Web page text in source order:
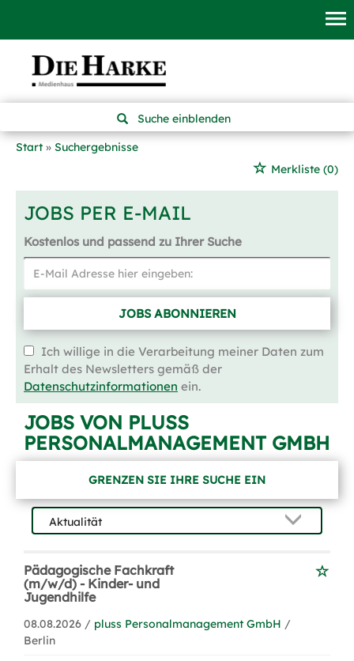
Suche einblenden
Start
Suchergebnisse
Merkliste (0)
JOBS PER E-MAIL
Kostenlos und passend zu Ihrer Suche
JOBS ABONNIEREN
Ich willige in die Verarbeitung meiner Daten zum
Erhalt des Newsletters gemäß der
Datenschutzinformationen ein.
JOBS VON PLUSS
PERSONALMANAGEMENT GMBH
GRENZEN SIE IHRE SUCHE EIN
Pädagogische Fachkraft
(m/w/d) - Kinder- und
Jugendhilfe
08.08.2026 / pluss Personalmanagement GmbH /
Berlin